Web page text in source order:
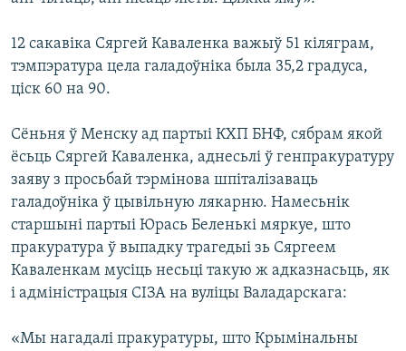
12 сакавіка Сяргей Каваленка важыў 51 кіляграм,
тэмпэратура цела галадоўніка была 35,2 градуса,
ціск 60 на 90.
Сёньня ў Менску ад партыі КХП БНФ, сябрам якой
ёсьць Сяргей Каваленка, аднесьлі ў генпракуратуру
заяву з просьбай тэрмінова шпіталізаваць
галадоўніка ў цывільную лякарню. Намесьнік
старшыні партыі Юрась Беленькі мяркуе, што
пракуратура ў выпадку трагедыі зь Сяргеем
Каваленкам мусіць несьці такую ж адказнасьць, як
і адміністрацыя СІЗА на вуліцы Валадарскага:
«Мы нагадалі пракуратуры, што Крымінальны